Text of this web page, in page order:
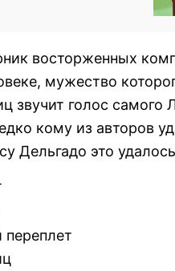
восторженных
мужество
звучит голос
кому из авторов
Дельгадо это